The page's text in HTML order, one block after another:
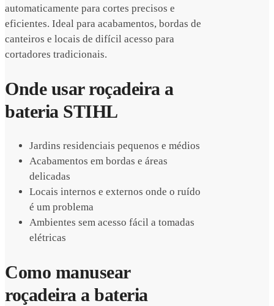
automaticamente para cortes precisos e
eficientes. Ideal para acabamentos, bordas de
canteiros e locais de difícil acesso para
cortadores tradicionais.
Onde usar roçadeira a
bateria STIHL
Jardins residenciais pequenos e médios
Acabamentos em bordas e áreas
delicadas
Locais internos e externos onde o ruído
é um problema
Ambientes sem acesso fácil a tomadas
elétricas
Como manusear
roçadeira a bateria